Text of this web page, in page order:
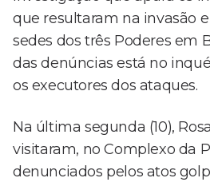
que resultaram na invasão
sedes dos três Poderes em
das denúncias está no
os executores dos ataques.
Na última segunda (10),
visitaram, no Complexo da
denunciados pelos atos